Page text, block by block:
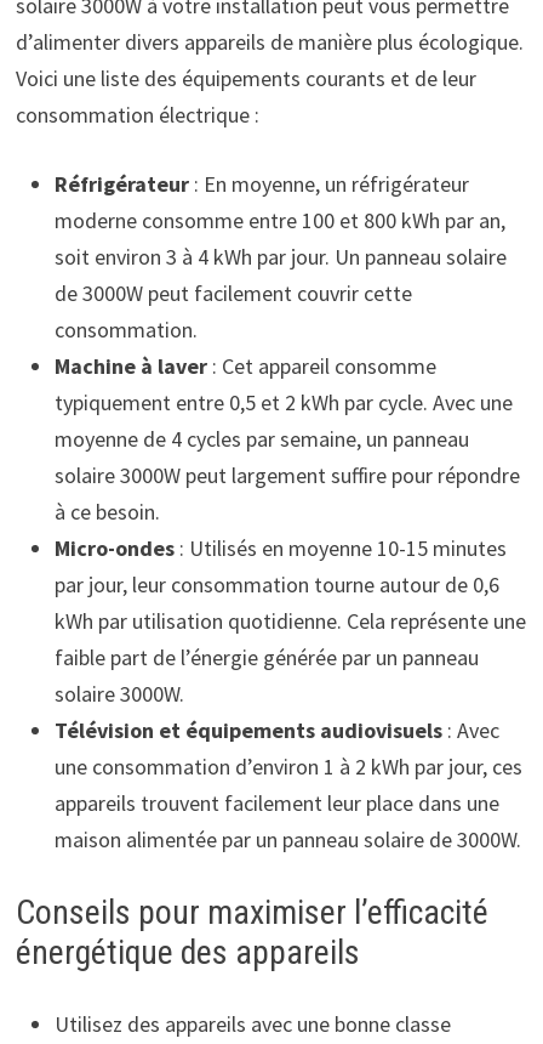
d’alimenter divers appareils de manière plus écologique.
Voici une liste des équipements courants et de leur
consommation électrique :
Réfrigérateur: En moyenne, un réfrigérateur
moderne consomme entre 100 et 800 kWh par an,
soit environ 3 à 4 kWh par jour. Un panneau solaire
de 3000W peut facilement couvrir cette
consommation.
Machine à laver: Cet appareil consomme
typiquement entre 0,5 et 2 kWh par cycle. Avec une
moyenne de 4 cycles par semaine, un panneau
solaire 3000W peut largement suffire pour répondre
à ce besoin.
Micro-ondes: Utilisés en moyenne 10-15 minutes
par jour, leur consommation tourne autour de 0,6
kWh par utilisation quotidienne. Cela représente une
faible part de l’énergie générée par un panneau
solaire 3000W.
Télévision et équipements audiovisuels: Avec
une consommation d’environ 1 à 2 kWh par jour, ces
appareils trouvent facilement leur place dans une
maison alimentée par un panneau solaire de 3000W.
Conseils pour maximiser l’efficacité
énergétique des appareils
Utilisez des appareils avec une bonne classe